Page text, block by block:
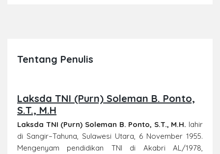
Tentang Penulis
Laksda TNI (Purn) Soleman B. Ponto,
S.T., M.H
Laksda TNI (Purn) Soleman B. Ponto, S.T., M.H. lahir
di Sangir–Tahuna, Sulawesi Utara, 6 November 1955.
Mengenyam pendidikan TNI di Akabri AL/1978,